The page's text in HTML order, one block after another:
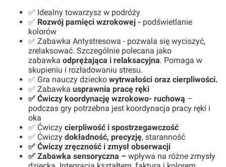
✅ Idealny towarzysz w podróży
✅ Rozwój pamięci wzrokowej - podświetlanie
kolorów
✅ Zabawka Antystresowa - pozwala się wyciszyć,
zrelaksować. Szczególnie polecana jako
zabawka odprężająca i relaksacyjna. Pomaga w
skupieniu i rozładowaniu stresu.
✅ Gra nauczy dziecko wytrwałości oraz cierpliwości.
✅ Zabawka usprawnia pracę ręki
✅ Ćwiczy koordynację wzrokowo- ruchową –
podczas gry potrzebna jest koordynacja pracy ręki i
oka
✅ Ćwiczy cierpliwość i spostrzegawczość
✅ Ćwiczy dokładność, precyzję, staranność
✅ Ćwiczy zręczność i zmysł obserwacji
✅ Zabawka sensoryczna – wpływa na różne zmysły